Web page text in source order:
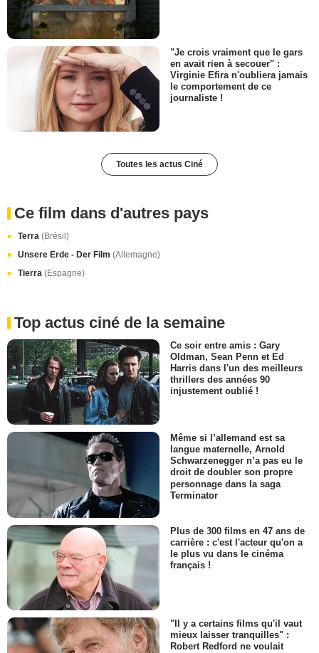
"Je crois vraiment que le gars
en avait rien à secouer" :
Virginie Efira n'oubliera jamais
le comportement de ce
journaliste !
Toutes les actus Ciné
Ce film dans d'autres pays
Terra (Brésil)
Unsere Erde - Der Film (Allemagne)
Tierra (Espagne)
Top actus ciné de la semaine
Ce soir entre amis : Gary
Oldman, Sean Penn et Ed
Harris dans l'un des meilleurs
thrillers des années 90
injustement oublié !
Même si l’allemand est sa
langue maternelle, Arnold
Schwarzenegger n’a pas eu le
droit de doubler son propre
personnage dans la saga
Terminator
Plus de 300 films en 47 ans de
carrière : c'est l'acteur qu'on a
le plus vu dans le cinéma
français !
"Il y a certains films qu'il vaut
mieux laisser tranquilles" :
Robert Redford ne voulait